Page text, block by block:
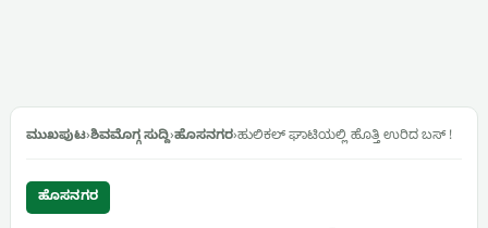
ಮುಖಪುಟ›ಶಿವಮೊಗ್ಗ ಸುದ್ದಿ›ಹೊಸನಗರ›ಹುಲಿಕಲ್ ಘಾಟಿಯಲ್ಲಿ ಹೊತ್ತಿ ಉರಿದ ಬಸ್‌ !
ಹೊಸನಗರ